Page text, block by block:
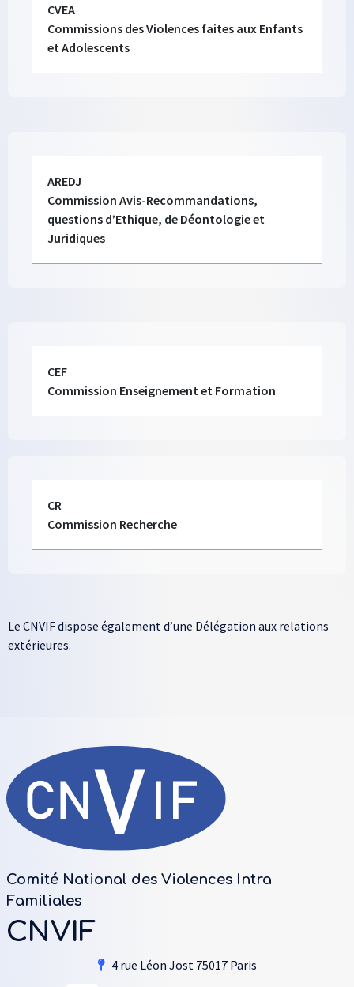
Colonne 1
Texte long
CVEA
Commissions des Violences faites aux Enfants
et Adolescents
Colonne 1
Texte long
AREDJ
Commission Avis-Recommandations,
questions d’Ethique, de Déontologie et
Juridiques
Colonne 1
Texte long
CEF
Commission Enseignement et Formation
Colonne 1
Texte long
CR
Commission Recherche
Le CNVIF dispose également d’une Délégation aux relations
extérieures.
Comité National des Violences Intra
Familiales
CNVIF
4 rue Léon Jost 75017 Paris